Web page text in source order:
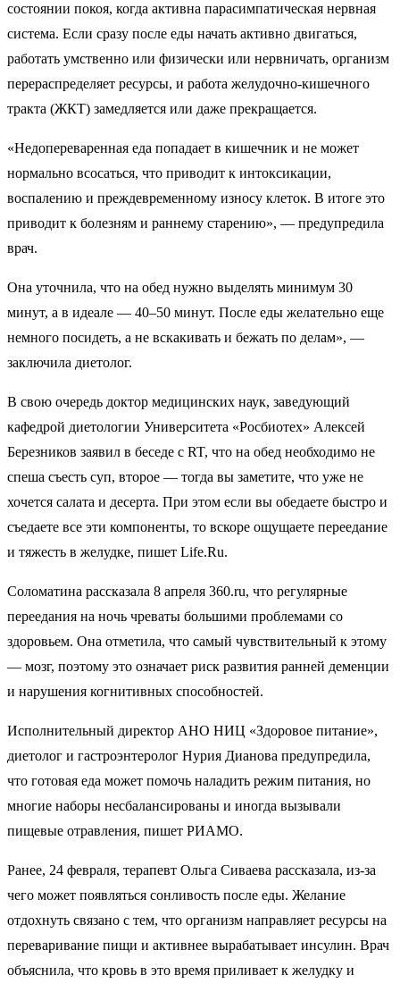
состоянии покоя, когда активна парасимпатическая нервная
система. Если сразу после еды начать активно двигаться,
работать умственно или физически или нервничать, организм
перераспределяет ресурсы, и работа желудочно-кишечного
тракта (ЖКТ) замедляется или даже прекращается.
«Недопереваренная еда попадает в кишечник и не может
нормально всосаться, что приводит к интоксикации,
воспалению и преждевременному износу клеток. В итоге это
приводит к болезням и раннему старению», — предупредила
врач.
Она уточнила, что на обед нужно выделять минимум 30
минут, а в идеале — 40–50 минут. После еды желательно еще
немного посидеть, а не вскакивать и бежать по делам», —
заключила диетолог.
В свою очередь доктор медицинских наук, заведующий
кафедрой диетологии Университета «Росбиотех» Алексей
Березников заявил в беседе с RT, что на обед необходимо не
спеша съесть суп, второе — тогда вы заметите, что уже не
хочется салата и десерта. При этом если вы обедаете быстро и
съедаете все эти компоненты, то вскоре ощущаете переедание
и тяжесть в желудке, пишет Life.Ru.
Соломатина рассказала 8 апреля 360.ru, что регулярные
переедания на ночь чреваты большими проблемами со
здоровьем. Она отметила, что самый чувствительный к этому
— мозг, поэтому это означает риск развития ранней деменции
и нарушения когнитивных способностей.
Исполнительный директор АНО НИЦ «Здоровое питание»,
диетолог и гастроэнтеролог Нурия Дианова предупредила,
что готовая еда может помочь наладить режим питания, но
многие наборы несбалансированы и иногда вызывали
пищевые отравления, пишет РИАМО.
Ранее, 24 февраля, терапевт Ольга Сиваева рассказала, из-за
чего может появляться сонливость после еды. Желание
отдохнуть связано с тем, что организм направляет ресурсы на
переваривание пищи и активнее вырабатывает инсулин. Врач
объяснила, что кровь в это время приливает к желудку и